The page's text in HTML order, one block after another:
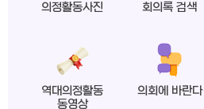
익산시의회 상임위원회 ‘현장 속으로!’
의정활동사진 회의록 검색
역대의정활동
동영상
의회에 바란다